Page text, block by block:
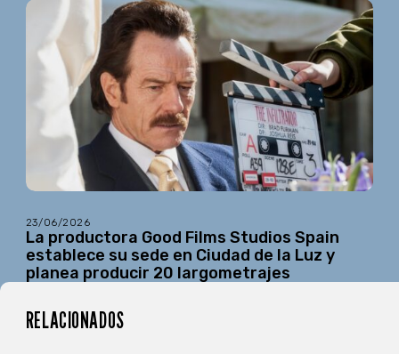
23/06/2026
La productora Good Films Studios Spain
establece su sede en Ciudad de la Luz y
planea producir 20 largometrajes
RELACIONADOS